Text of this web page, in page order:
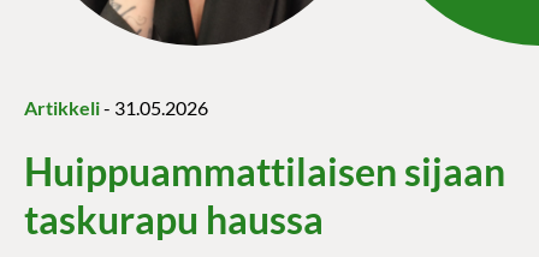
Artikkeli- 31.05.2026
Huippuammattilaisen sijaan
taskurapu haussa